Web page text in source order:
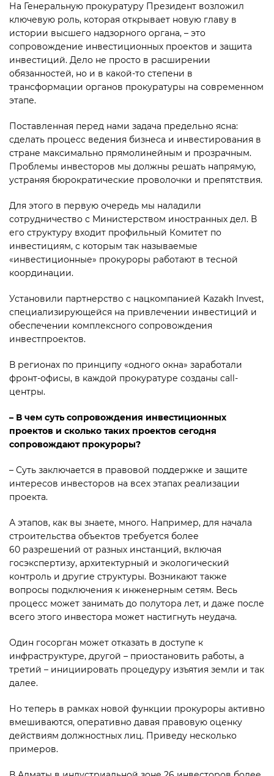
На Генеральную прокуратуру Президент возложил
ключевую роль, которая открывает новую главу в
истории высшего надзорного органа, – это
сопровождение инвестиционных проектов и защита
инвестиций. Дело не просто в расширении
обязанностей, но и в какой-то степени в
трансформации органов прокуратуры на современном
этапе.
Поставленная перед нами задача предельно ясна:
сделать процесс ведения бизнеса и инвестирования в
стране максимально прямолинейным и прозрачным.
Проблемы инвесторов мы должны решать напрямую,
устраняя бюрократические проволочки и препятствия.
Для этого в первую очередь мы наладили
сотрудничество с Министерством иностранных дел. В
его структуру входит профильный Комитет по
инвестициям, с которым так называемые
«инвестиционные» прокуроры работают в тесной
координации.
Установили партнерство с нацкомпанией Kazakh Invest,
специализирующейся на привлечении инвестиций и
обеспечении комплексного сопровождения
инвестпроектов.
В регионах по принципу «одного окна» заработали
фронт-офисы, в каждой прокуратуре созданы call-
центры.
– В чем суть сопро­вож­дения инвестиционных
проектов и сколько таких проектов сегодня
сопровождают прокуроры?
– Суть заключается в правовой поддержке и защите
интересов инвесторов на всех этапах реализации
проекта.
А этапов, как вы знаете, много. Например, для начала
строи­тельства объектов требуется более
60 разрешений от разных инстанций, включая
госэкспертизу, архитектурный и экологический
контроль и другие структуры. Возникают также
вопросы подключения к инженерным сетям. Весь
процесс может занимать до полутора лет, и даже после
всего этого инвестора может настигнуть неудача.
Один госорган может отказать в доступе к
инфраструктуре, другой – приостановить работы, а
третий – инициировать процеду­ру изъятия земли и так
далее.
Но теперь в рамках новой функ­ции прокуроры активно
вмешиваются, оперативно давая правовую оценку
действиям должностных лиц. Приведу несколько
примеров.